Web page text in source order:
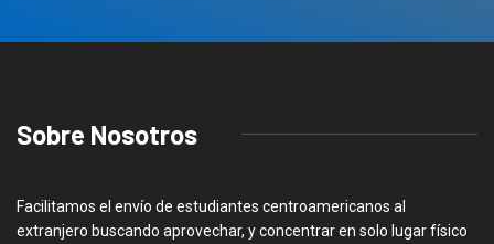
Sobre Nosotros
Facilitamos el envío de estudiantes centroamericanos al
extranjero buscando aprovechar, y concentrar en solo lugar físico